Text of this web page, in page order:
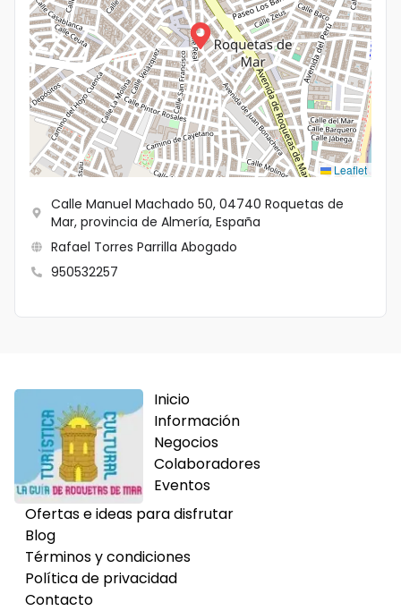
Leaflet
Calle Manuel Machado 50, 04740 Roquetas de
Mar, provincia de Almería, España
Rafael Torres Parrilla Abogado
950532257
Inicio
Información
Negocios
Colaboradores
Eventos
Ofertas e ideas para disfrutar
Blog
Términos y condiciones
Política de privacidad
Contacto